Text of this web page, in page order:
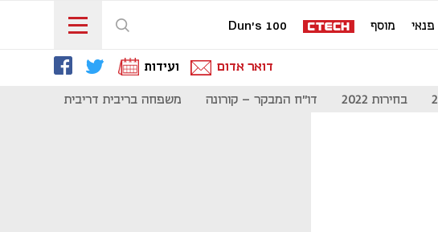
פנאי מוסף Dun's 100
דואר אדום ועידות
בחירות 2022 דו"ח המבקר - קורונה משפחה בריבית דריבית